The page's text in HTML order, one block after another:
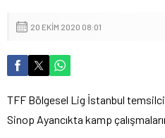
20 EKIM 2020 08:01
TFF Bölgesel Lig İstanbul
Sinop Ayancıkta kamp